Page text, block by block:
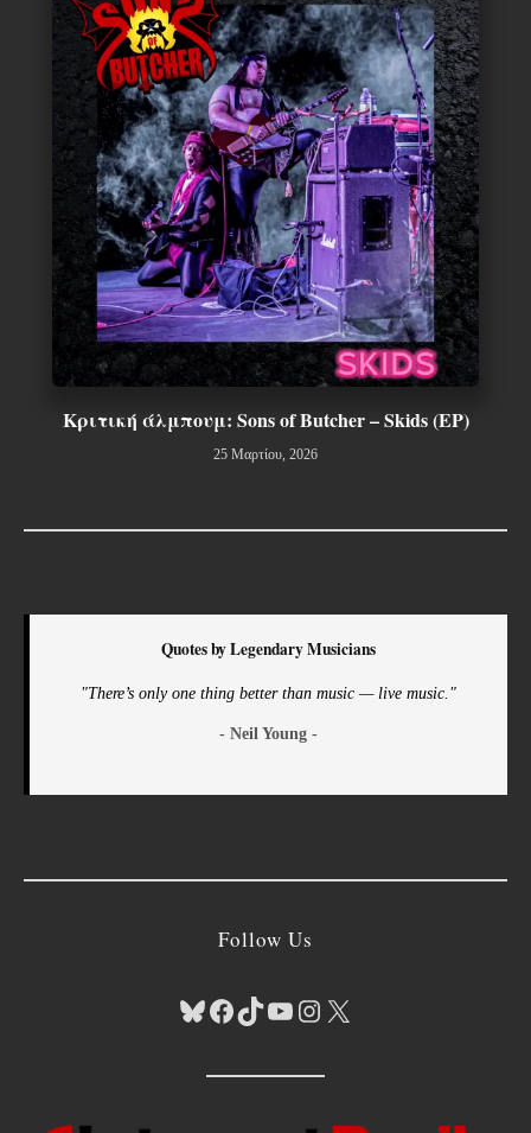
Κριτική άλμπουμ: Sons of Butcher – Skids (EP)
25 Μαρτίου, 2026
Quotes by Legendary Musicians
"There’s only one thing better than music — live music."
- Neil Young -
Follow Us